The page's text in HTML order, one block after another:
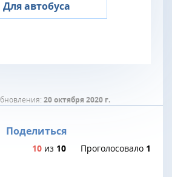
Для автобуса
20 октября 2020 г.
Поделиться
10 из 10 Проголосовало 1